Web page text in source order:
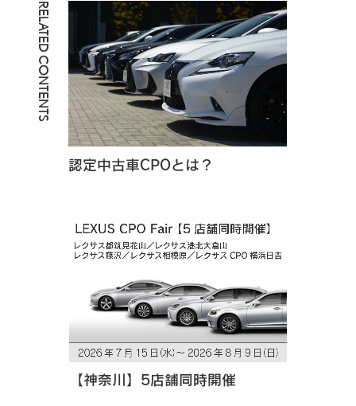
RELATED CONTENTS
認定中古車CPOとは？
【神奈川】5店舗同時開催